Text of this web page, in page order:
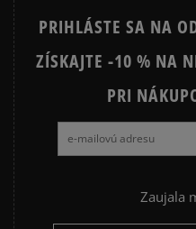
PRIHLÁSTE SA NA
ZÍSKAJTE -10 % NA
PRI
Zaujala